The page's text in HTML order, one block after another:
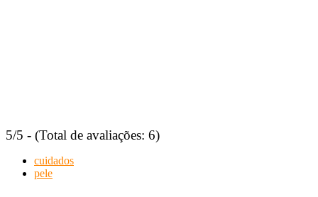
5/5 - (Total de avaliações: 6)
cuidados
pele